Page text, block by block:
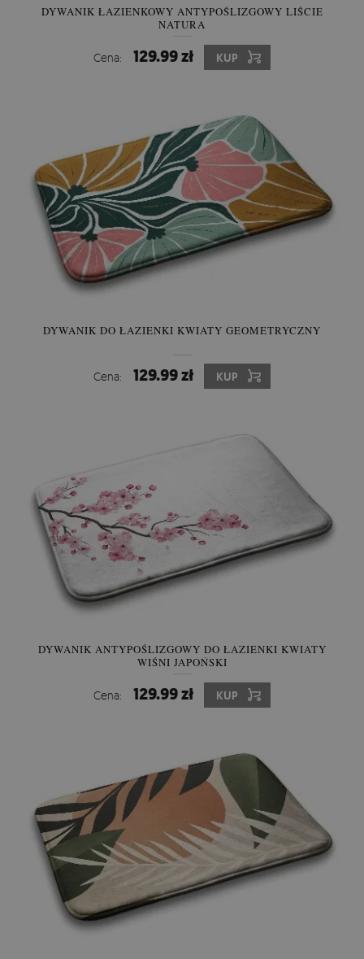
DYWANIK ŁAZIENKOWY ANTYPOŚLIZGOWY LIŚCIE
NATURA
Cena: 129.99 zł KUP
DYWANIK DO ŁAZIENKI KWIATY GEOMETRYCZNY
Cena: 129.99 zł KUP
DYWANIK ANTYPOŚLIZGOWY DO ŁAZIENKI KWIATY
WIŚNI JAPOŃSKI
Cena: 129.99 zł KUP